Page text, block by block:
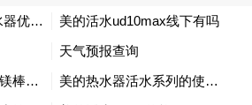
状。美的还携手中国家用电
布行业首个《2023中国人健
（第二版），从人体健康沐